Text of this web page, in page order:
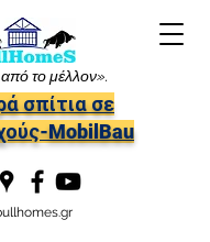
το μέλλον».
σπίτια σε
MobilBau